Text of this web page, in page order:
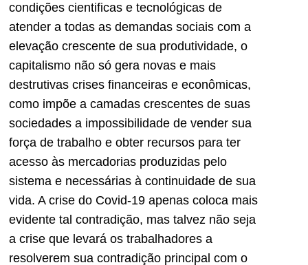
condições cientificas e tecnológicas de
atender a todas as demandas sociais com a
elevação crescente de sua produtividade, o
capitalismo não só gera novas e mais
destrutivas crises financeiras e econômicas,
como impõe a camadas crescentes de suas
sociedades a impossibilidade de vender sua
força de trabalho e obter recursos para ter
acesso às mercadorias produzidas pelo
sistema e necessárias à continuidade de sua
vida. A crise do Covid-19 apenas coloca mais
evidente tal contradição, mas talvez não seja
a crise que levará os trabalhadores a
resolverem sua contradição principal com o